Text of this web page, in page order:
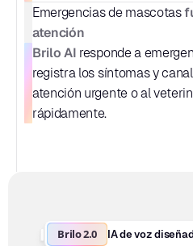
Emergencias de mascotas
atención
Brilo AI responde a
registra los síntomas y
atención urgente o al
rápidamente.
Brilo 2.0 IA de voz